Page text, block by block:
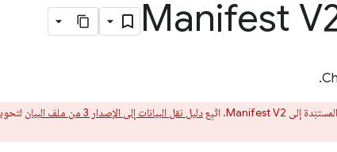
دليل نقل البيانات إلى الإصدار 3 من ملف البيان